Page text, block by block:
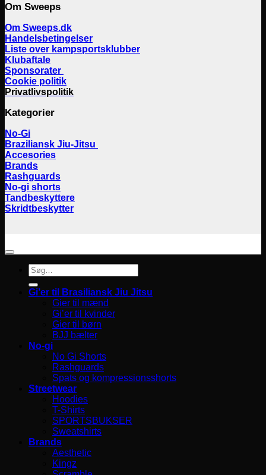
Om Sweeps
Om Sweeps.dk
Handelsbetingelser
Liste over kampsportsklubber
Klubaftale
Sponsorater
Cookie politik
Privatlivspolitik
Kategorier
No-Gi
Braziliansk Jiu-Jitsu
Accesories
Brands
Rashguards
No-gi shorts
Tandbeskyttere
Skridtbeskytter
Søg
efter:
Gi’er til Brasiliansk Jiu Jitsu
Gier til mænd
Gi’er til kvinder
Gier til børn
BJJ bælter
No-gi
No Gi Shorts
Rashguards
Spats og kompressionsshorts
Streetwear
Hoodies
T-Shirts
SPORTSBUKSER
Sweatshirts
Brands
Aesthetic
Kingz